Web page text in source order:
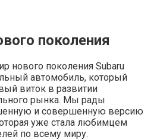
поколения
нового поколения Subaru
автомобиль, который
виток в развитии
рынка. Мы рады
и совершенную версию
уже стала любимцем
по всему миру.